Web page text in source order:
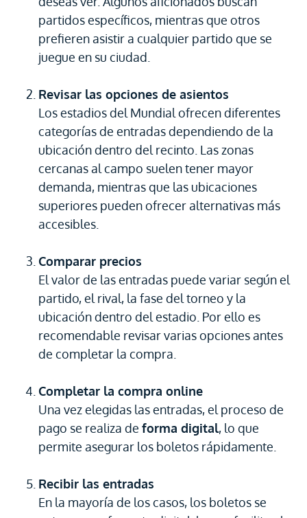
partidos específicos, mientras que otros
prefieren asistir a cualquier partido que se
juegue en su ciudad.
Revisar las opciones de asientos
Los estadios del Mundial ofrecen diferentes
categorías de entradas dependiendo de la
ubicación dentro del recinto. Las zonas
cercanas al campo suelen tener mayor
demanda, mientras que las ubicaciones
superiores pueden ofrecer alternativas más
accesibles.
Comparar precios
El valor de las entradas puede variar según el
partido, el rival, la fase del torneo y la
ubicación dentro del estadio. Por ello es
recomendable revisar varias opciones antes
de completar la compra.
Completar la compra online
Una vez elegidas las entradas, el proceso de
pago se realiza de forma digital, lo que
permite asegurar los boletos rápidamente.
Recibir las entradas
En la mayoría de los casos, los boletos se